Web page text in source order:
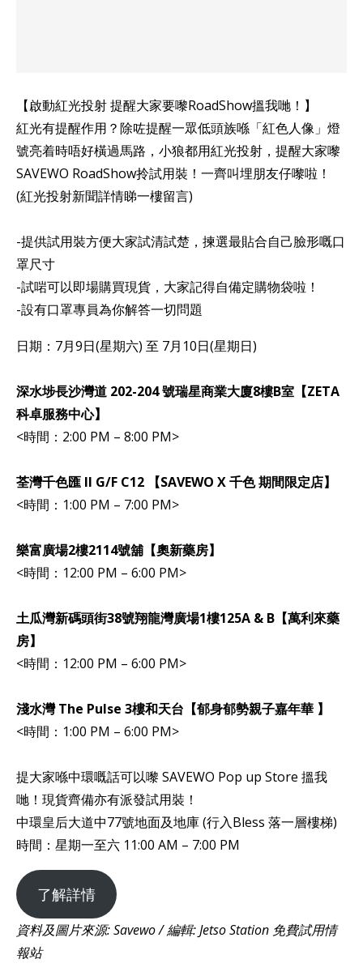
【啟動紅光投射 提醒大家要嚟RoadShow搵我哋！】
紅光有提醒作用？除咗提醒一眾低頭族喺「紅色人像」燈
號亮着時唔好橫過馬路，小狼都用紅光投射，提醒大家嚟
SAVEWO RoadShow拎試用裝！一齊叫埋朋友仔嚟啦！
(紅光投射新聞詳情睇一樓留言)
-提供試用裝方便大家試清試楚，揀選最貼合自己臉形嘅口
罩尺寸
-試啱可以即場購買現貨，大家記得自備定購物袋啦！
-設有口罩專員為你解答一切問題
日期：7月9日(星期六) 至 7月10日(星期日)
深水埗長沙灣道 202-204 號瑞星商業大廈8樓B室【ZETA
科卓服務中心】
<時間：2:00 PM – 8:00 PM>
荃灣千色匯 II G/F C12 【SAVEWO X 千色 期間限定店】
<時間：1:00 PM – 7:00 PM>
樂富廣場2樓2114號舖【奧新藥房】
<時間：12:00 PM – 6:00 PM>
土瓜灣新碼頭街38號翔龍灣廣場1樓125A & B【萬利來藥
房】
<時間：12:00 PM – 6:00 PM>
淺水灣 The Pulse 3樓和天台【郁身郁勢親子嘉年華 】
<時間：1:00 PM – 6:00 PM>
提大家喺中環嘅話可以嚟 SAVEWO Pop up Store 搵我
哋！現貨齊備亦有派發試用裝！
中環皇后大道中77號地面及地庫 (行入Bless 落一層樓梯)
時間：星期一至六 11:00 AM – 7:00 PM
了解詳情
資料及圖片來源: Savewo / 編輯: Jetso Station 免費試用情
報站